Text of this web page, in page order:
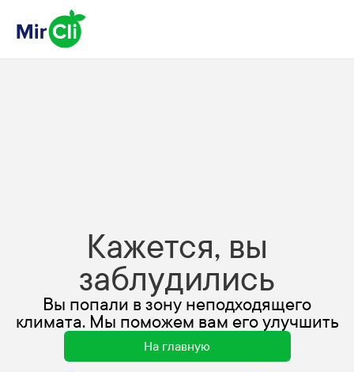
Кажется, вы
заблудились
Вы попали в зону неподходящего
климата. Мы поможем вам его улучшить
На главную